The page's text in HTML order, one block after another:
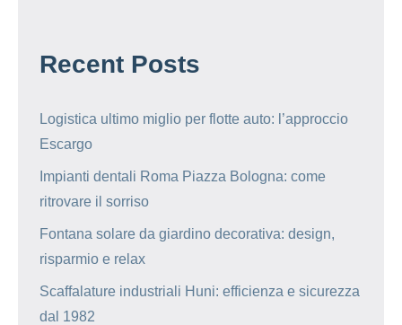
Recent Posts
Logistica ultimo miglio per flotte auto: l’approccio
Escargo
Impianti dentali Roma Piazza Bologna: come
ritrovare il sorriso
Fontana solare da giardino decorativa: design,
risparmio e relax
Scaffalature industriali Huni: efficienza e sicurezza
dal 1982